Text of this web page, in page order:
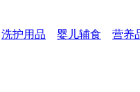
洗护用品 婴儿辅食 营养